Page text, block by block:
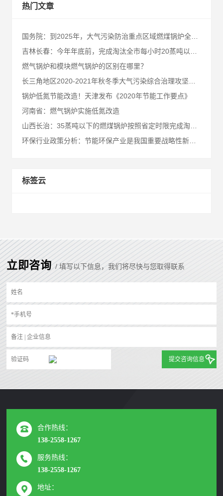
热门文章
国务院：到2025年，大气污染防治重点区域燃煤锅炉全面实现超低排放
燃气锅炉和模块燃气锅炉的区别在哪里？
锅炉低氮节能改造！天津发布《2020年节能工作要点》
河南省：燃气锅炉实施低氮改造
环保行业政策分析：节能环保产业是我国重要战略性新兴产业之一
标签云
立即咨询 / 填写以下信息，我们将尽快与您取得联系
提交咨询信息
合作热线：
138-2558-1267
服务热线：
138-2558-1267
地址：